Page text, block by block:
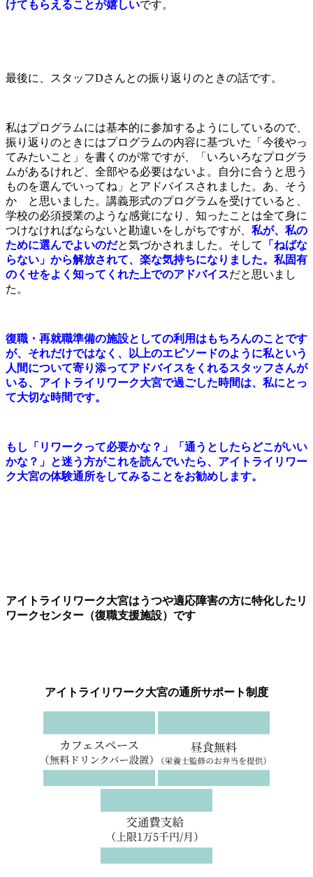
けてもらえることが嬉しいです。
最後に、スタッフDさんとの振り返りのときの話です。
私はプログラムには基本的に参加するようにしているので、
振り返りのときにはプログラムの内容に基づいた「今後やっ
てみたいこと」を書くのが常ですが、「いろいろなプログラ
ムがあるけれど、全部やる必要はないよ。自分に合うと思う
ものを選んでいってね」とアドバイスされました。あ、そう
か と思いました。講義形式のプログラムを受けていると、
学校の必須授業のような感覚になり、知ったことは全て身に
つけなければならないと勘違いをしがちですが、 私が、私の
ために選んでよいのだと気づかされました。そして
「ねばな
らない」から解放されて、楽な気持ちになりました。私固有
のくせをよく知ってくれた上でのアドバイスだと思いまし
た。
復職・再就職準備の施設としての利用はもちろんのことです
が、それだけではなく、以上のエピソードのように私という
人間について寄り添ってアドバイスをくれるスタッフさんが
いる、アイトライリワーク大宮で過ごした時間は、私にとっ
て大切な時間です。
もし「リワークって必要かな？」「通うとしたらどこがいい
かな？」と迷う方がこれを読んでいたら、アイトライリワー
ク大宮の体験通所をしてみることをお勧めします。
アイトライリワーク大宮はうつや適応障害の方に特化したリ
ワークセンター（復職支援施設）です
アイトライリワーク大宮の通所サポート制度